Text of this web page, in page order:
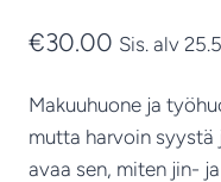
€30.00 Sis. alv
Makuuhuone ja
mutta harvoin syystä
avaa sen, miten jin-